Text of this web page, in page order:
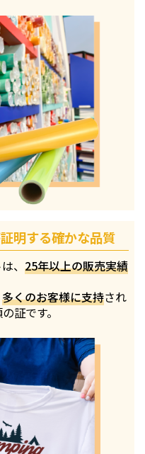
明する確かな品質
、25年以上の販売実績
多くのお客様に支持され
証です。